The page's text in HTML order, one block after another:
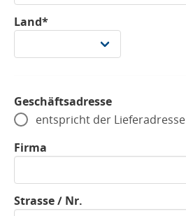
Land*
Geschäftsadresse
entspricht der Lieferadresse
Firma
Strasse / Nr.